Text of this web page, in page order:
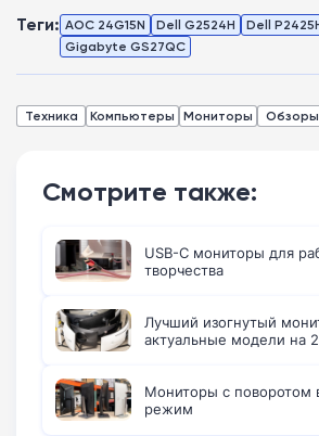
Теги: AOC 24G15N Dell G2524H
Dell
Gigabyte GS27QC
Техника Компьютеры Мониторы Обзоры
Смотрите также:
USB-C мониторы для
творчества
Лучший изогнутый
актуальные модели на
Мониторы с поворотом
режим